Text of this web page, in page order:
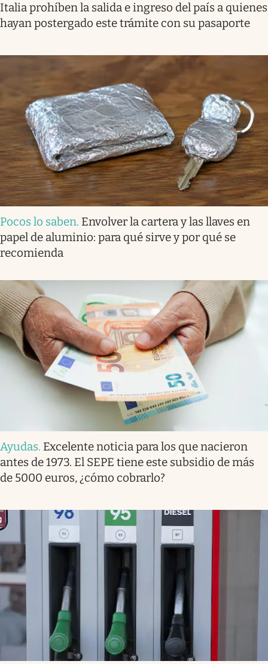
Italia prohíben la salida e ingreso del país a quienes
hayan postergado este trámite con su pasaporte
Pocos lo saben. Envolver la cartera y las llaves en
papel de aluminio: para qué sirve y por qué se
recomienda
Ayudas. Excelente noticia para los que nacieron
antes de 1973. El SEPE tiene este subsidio de más
de 5000 euros, ¿cómo cobrarlo?